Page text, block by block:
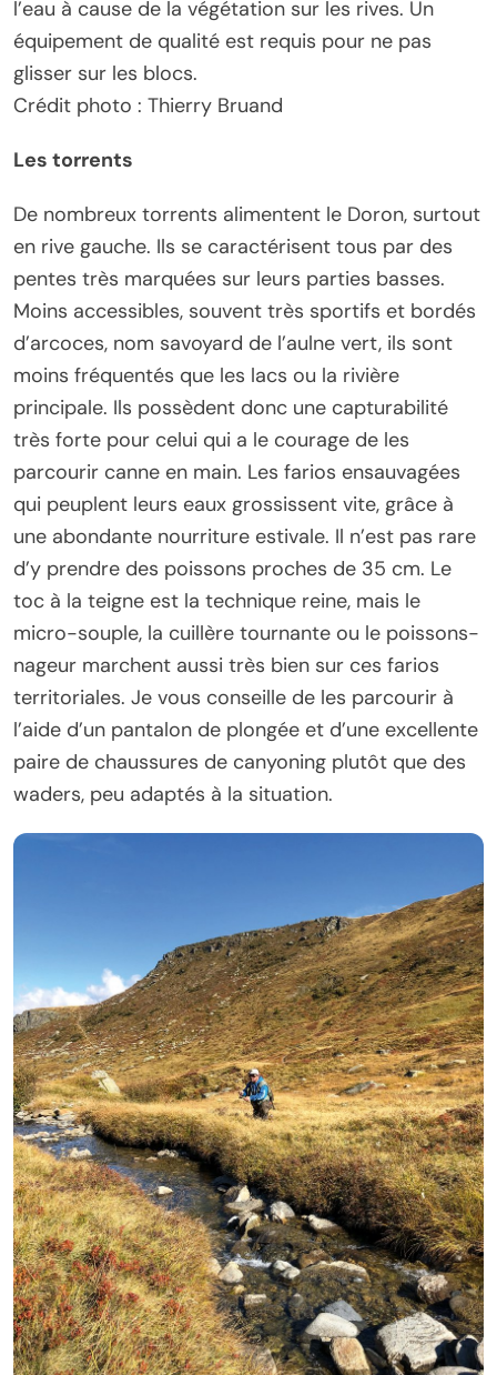
l’eau à cause de la végétation sur les rives. Un
équipement de qualité est requis pour ne pas
glisser sur les blocs.
Crédit photo : Thierry Bruand
Les torrents
De nombreux torrents alimentent le Doron, surtout
en rive gauche. Ils se caractérisent tous par des
pentes très marquées sur leurs parties basses.
Moins accessibles, souvent très sportifs et bordés
d’arcoces, nom savoyard de l’aulne vert, ils sont
moins fréquentés que les lacs ou la rivière
principale. Ils possèdent donc une capturabilité
très forte pour celui qui a le courage de les
parcourir canne en main. Les farios ensauvagées
qui peuplent leurs eaux grossissent vite, grâce à
une abondante nourriture estivale. Il n’est pas rare
d’y prendre des poissons proches de 35 cm. Le
toc à la teigne est la technique reine, mais le
micro-souple, la cuillère tournante ou le poissons-
nageur marchent aussi très bien sur ces farios
territoriales. Je vous conseille de les parcourir à
l’aide d’un pantalon de plongée et d’une excellente
paire de chaussures de canyoning plutôt que des
waders, peu adaptés à la situation.